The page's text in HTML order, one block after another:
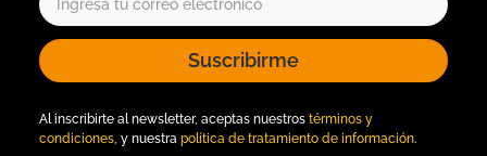
Suscribirme
Al inscribirte al newsletter, aceptas nuestros términos y
condiciones, y nuestra política de tratamiento de información.